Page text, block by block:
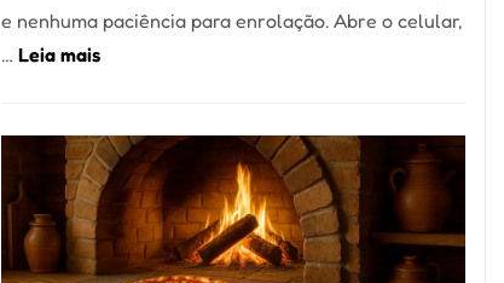
e nenhuma paciência para enrolação. Abre o celular,
… Leia mais:
Encontrar
um
Bom
Lugar